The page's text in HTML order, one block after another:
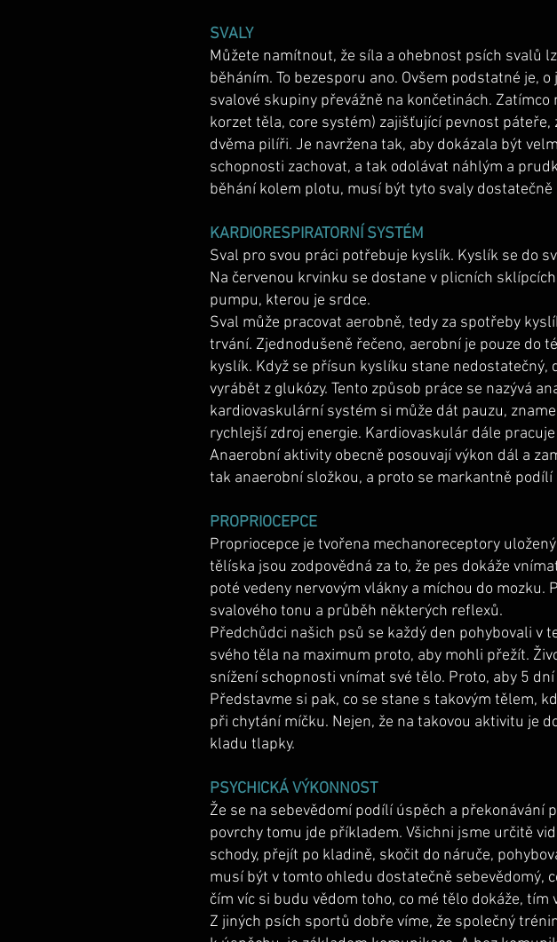
SVALY
Můžete namítnout, že síla a ohebnost psích svalů
běháním. To bezesporu ano. Ovšem podstatné je,
svalové skupiny převážně na končetinách.
korzet těla, core systém) zajišťující pevnost
dvěma pilíři. Je navržena tak, aby dokázala být
schopnosti zachovat, a tak odolávat náhlým a
běhání kolem plotu, musí být tyto svaly dostatečně
KARDIORESPIRATORNÍ SYSTÉM
Sval pro svou práci potřebuje kyslík. Kyslík se do
Na červenou krvinku se dostane v plicních
pumpu, kterou je srdce.
Sval může pracovat aerobně, tedy za spotřeby
trvání. Zjednodušeně řečeno, aerobní je pouze do
kyslík. Když se přísun kyslíku stane nedostatečný,
vyrábět z glukózy. Tento způsob práce se nazývá
kardiovaskulární systém si může dát pauzu,
rychlejší zdroj energie. Kardiovaskulár dále
Anaerobní aktivity obecně posouvají výkon dál a
tak anaerobní složkou, a proto se markantně
PROPRIOCEPCE
Propriocepce je tvořena mechanoreceptory
tělíska jsou zodpovědná za to, že pes dokáže
poté vedeny nervovým vlákny a míchou do
svalového tonu a průběh některých reflexů.
Předchůdci našich psů se každý den pohybovali v
svého těla na maximum proto, aby mohli přežít.
snížení schopnosti vnímat své tělo. Proto, aby 5
Představme si pak, co se stane s takovým tělem,
při chytání míčku. Nejen, že na takovou aktivitu je
kladu tlapky.
PSYCHICKÁ VÝKONNOST
Že se na sebevědomí podílí úspěch a překonávání
povrchy tomu jde příkladem. Všichni jsme určitě
schody, přejít po kladině, skočit do náruče,
musí být v tomto ohledu dostatečně sebevědomý,
čím víc si budu vědom toho, co mé tělo dokáže,
Z jiných psích sportů dobře víme, že společný